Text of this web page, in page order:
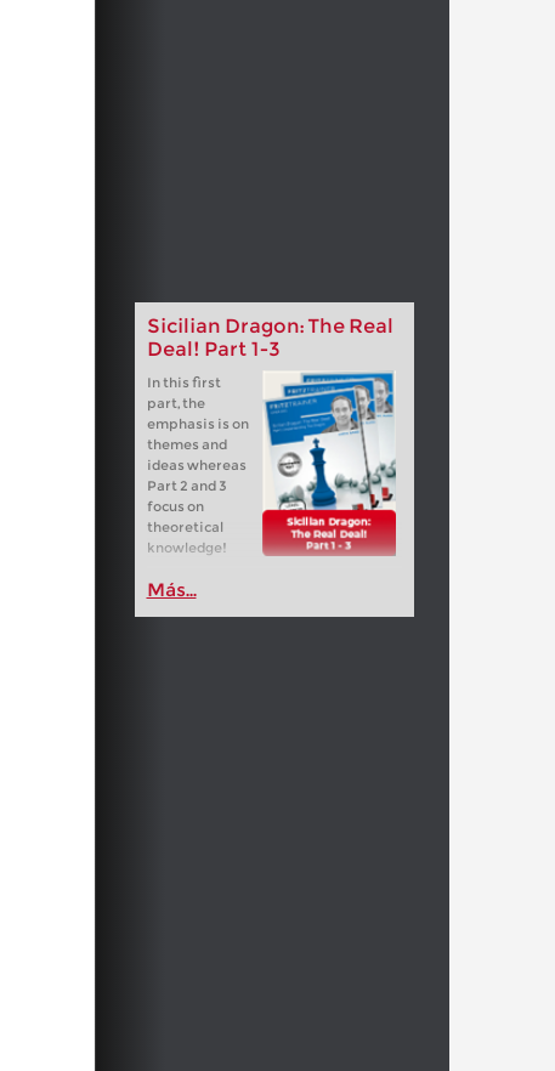
Sicilian Dragon: The Real
Deal! Part 1-3
In this first
part, the
emphasis is on
themes and
ideas whereas
Part 2 and 3
focus on
theoretical
knowledge!
Más...